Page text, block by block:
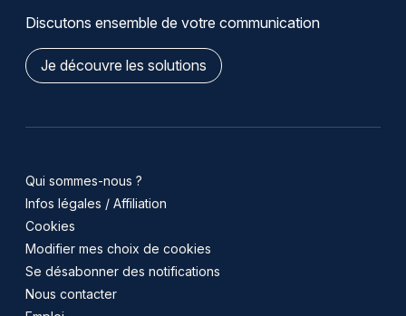
Discutons ensemble de votre communication
Je découvre les solutions
Qui sommes-nous ?
Infos légales / Affiliation
Cookies
Modifier mes choix de cookies
Se désabonner des notifications
Nous contacter